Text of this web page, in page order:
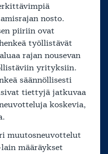
nosto.
piiriin ovat
työllistävät
rajan nousevan
yrityksiin.
säännöllisesti
tiettyjä jatkuvaa
koskevia,
muutosneuvottelut
määräykset